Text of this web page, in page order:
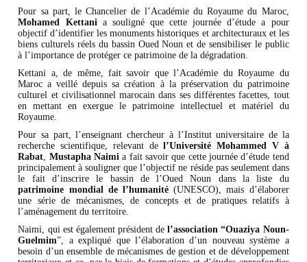
Pour sa part, le Chancelier de l’Académie du Royaume du Maroc,
Mohamed Kettania souligné que cette journée d’étude a pour
objectif d’identifier les monuments historiques et architecturaux et les
biens culturels réels du bassin Oued Noun et de sensibiliser le public
à l’importance de protéger ce patrimoine de la dégradation.
Kettani a, de même, fait savoir que l’Académie du Royaume du
Maroc a veillé depuis sa création à la préservation du patrimoine
culturel et civilisationnel marocain dans ses différentes facettes, tout
en mettant en exergue le patrimoine intellectuel et matériel du
Royaume.
Pour sa part, l’enseignant chercheur à l’Institut universitaire de la
recherche scientifique, relevant del’Université Mohammed V à
Rabat, Mustapha Naimi a fait savoir que cette journée d’étude tend
principalement à souligner que l’objectif ne réside pas seulement dans
le fait d’inscrire le bassin de l’Oued Noun dans la liste du
patrimoine mondial de l’humanité (UNESCO), mais d’élaborer
une série de mécanismes, de concepts et de pratiques relatifs à
l’aménagement du territoire.
Naimi, qui est également président del’association “Ouaziya Noun-
Guelmim”, a expliqué que l’élaboration d’un nouveau système a
besoin d’un ensemble de mécanismes de gestion et de développement